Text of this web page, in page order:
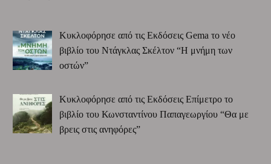
Κυκλοφόρησε από τις Εκδόσεις Gema το νέο
βιβλίο του Ντάγκλας Σκέλτον “Η μνήμη των
οστών”
Κυκλοφόρησε από τις Εκδόσεις Επίμετρο το
βιβλίο του Κωνσταντίνου Παπαγεωργίου “Θα με
βρεις στις ανηφόρες”